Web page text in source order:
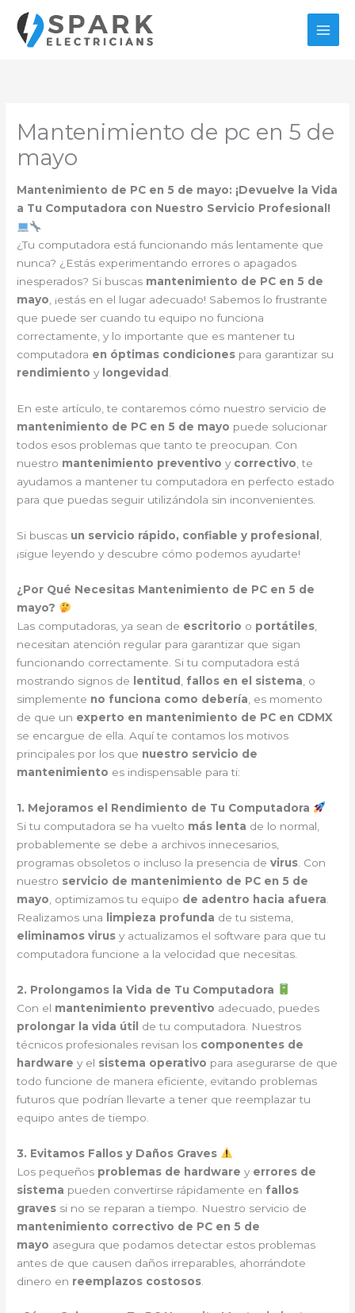
contenido
Mantenimiento de pc en 5 de
mayo
Mantenimiento de PC en 5 de mayo: ¡Devuelve la Vida
a Tu Computadora con Nuestro Servicio Profesional!
¿Tu computadora está funcionando más lentamente que
nunca? ¿Estás experimentando errores o apagados
inesperados? Si buscas mantenimiento de PC en 5 de
mayo, ¡estás en el lugar adecuado! Sabemos lo frustrante
que puede ser cuando tu equipo no funciona
correctamente, y lo importante que es mantener tu
computadora en óptimas condiciones para garantizar su
rendimiento y longevidad .
En este artículo, te contaremos cómo nuestro servicio de
mantenimiento de PC en 5 de mayo puede solucionar
todos esos problemas que tanto te preocupan. Con
nuestro mantenimiento preventivo y correctivo , te
ayudamos a mantener tu computadora en perfecto estado
para que puedas seguir utilizándola sin inconvenientes.
Si buscas un servicio rápido, confiable y profesional
¡sigue leyendo y descubre cómo podemos ayudarte!
¿Por Qué Necesitas Mantenimiento de PC en 5 de
mayo?
Las computadoras, ya sean de escritorio o portátiles
necesitan atención regular para garantizar que sigan
funcionando correctamente. Si tu computadora está
mostrando signos de
lentitud fallos en el sistema , o
simplemente no funciona como debería , es momento
de que un experto en mantenimiento de PC en CDMX
se encargue de ella. Aquí te contamos los motivos
principales por los que nuestro servicio de
mantenimiento es indispensable para ti:
1. Mejoramos el Rendimiento de Tu Computadora
Si tu computadora se ha vuelto más lenta de lo normal,
probablemente se debe a archivos innecesarios,
programas obsoletos o incluso la presencia devirus . Con
nuestro servicio de mantenimiento de PC en 5 de
mayo , optimizamos tu equipo de adentro hacia afuera
Realizamos una
limpieza profunda de tu sistema,
eliminamos virus y actualizamos el software para que tu
computadora funcione a la velocidad que necesitas.
2. Prolongamos la Vida de Tu Computadora
Con el mantenimiento preventivo adecuado, puedes
prolongar la vida útil
de tu computadora. Nuestros
técnicos profesionales revisan los componentes de
hardware y el sistema operativo para asegurarse de que
todo funcione de manera eficiente, evitando problemas
futuros que podrían llevarte a tener que reemplazar tu
equipo antes de tiempo.
3. Evitamos Fallos y Daños Graves
Los pequeños problemas de hardware y errores de
sistema pueden convertirse rápidamente en fallos
graves si no se reparan a tiempo. Nuestro servicio de
mantenimiento correctivo de PC en 5 de
mayo asegura que podamos detectar estos problemas
antes de que causen daños irreparables, ahorrándote
dinero en reemplazos costosos